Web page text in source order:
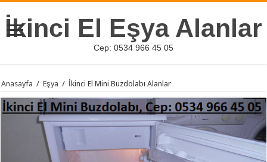
İkinci El Eşya Alanlar
Cep: 0534 966 45 05
Anasayfa / Eşya / İkinci El Mini Buzdolabı Alanlar